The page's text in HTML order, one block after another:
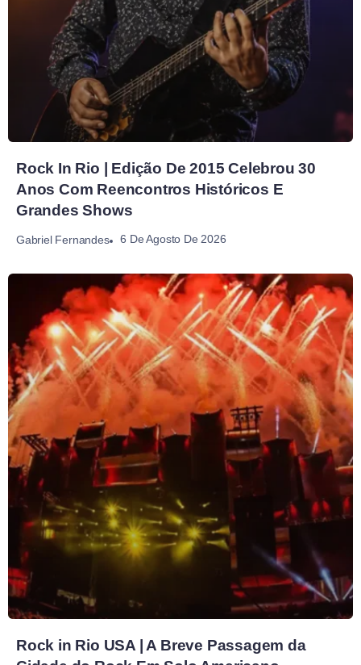
Rock In Rio | Edição De 2015 Celebrou 30
Anos Com Reencontros Históricos E
Grandes Shows
Gabriel Fernandes 6 De Agosto De 2026
Rock in Rio USA | A Breve Passagem da